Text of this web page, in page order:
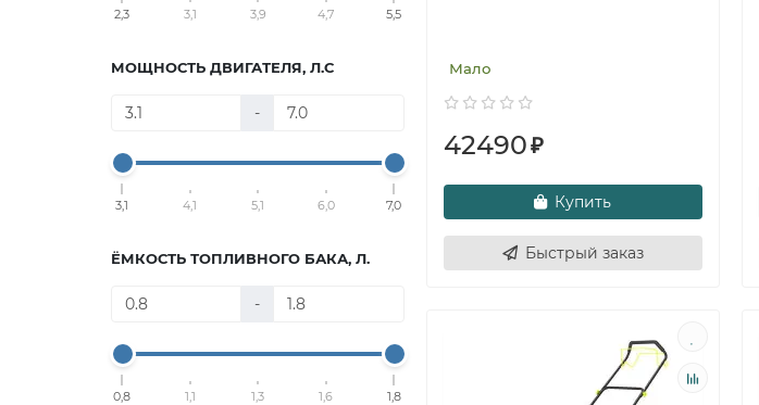
2,3 3,1 3,9 4,7 5,5
МОЩНОСТЬ ДВИГАТЕЛЯ, Л.С
-
3,1 4,1 5,1 6,0 7,0
ЁМКОСТЬ ТОПЛИВНОГО БАКА, Л.
-
0,8 1,1 1,3 1,6 1,8
Мало
42490₽
Купить
Быстрый заказ